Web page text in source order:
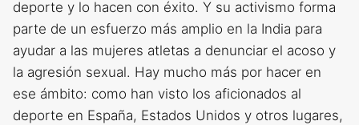
deporte y lo hacen con éxito. Y su activismo forma
parte de un esfuerzo más amplio en la India para
ayudar a las mujeres atletas a denunciar el acoso y
la agresión sexual. Hay mucho más por hacer en
ese ámbito: como han visto los aficionados al
deporte en España, Estados Unidos y otros lugares,